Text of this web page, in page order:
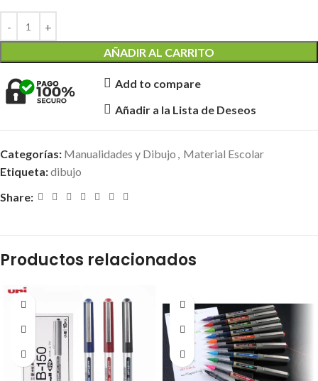
AÑADIR AL CARRITO
Add to compare
Añadir a la Lista de Deseos
Categorías: Manualidades y Dibujo , Material Escolar
Etiqueta:dibujo
Share:
Productos relacionados